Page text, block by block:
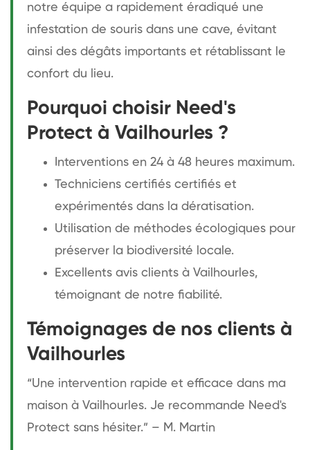
notre équipe a rapidement éradiqué une
infestation de souris dans une cave, évitant
ainsi des dégâts importants et rétablissant le
confort du lieu.
Pourquoi choisir Need's
Protect à Vailhourles ?
Interventions en 24 à 48 heures maximum.
Techniciens certifiés certifiés et
expérimentés dans la dératisation.
Utilisation de méthodes écologiques pour
préserver la biodiversité locale.
Excellents avis clients à Vailhourles,
témoignant de notre fiabilité.
Témoignages de nos clients à
Vailhourles
“Une intervention rapide et efficace dans ma
maison à Vailhourles. Je recommande Need's
Protect sans hésiter.” – M. Martin